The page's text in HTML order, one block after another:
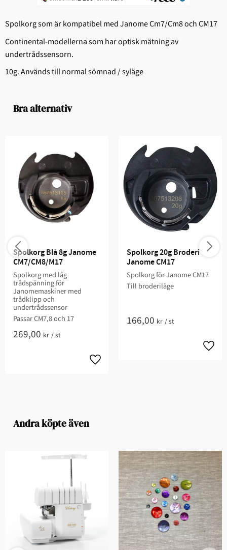
Spolkorg som är kompatibel med Janome Cm7/Cm8 och CM17
Continental-modellerna som har optisk mätning av
undertrådssensorn.
10g. Används till normal sömnad / syläge
Bra alternativ
Spolkorg Blå 8g Janome
CM7/CM8/M17
Spolkorg med låg
trådspänning för
Janomemaskiner med
trådklipp och
undertrådssensor
Passar CM7,8 och 17
269,00 kr /st
Spolkorg 20g Broderi
Janome CM17
Spolkorg för Janome CM17
Till broderiläge
166,00 kr /st
Andra köpte även